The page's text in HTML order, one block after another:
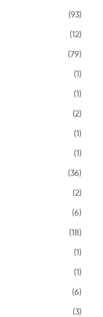
(93)
(12)
(79)
(1)
(1)
(2)
(1)
(1)
(36)
(2)
(6)
(18)
(1)
(1)
(6)
(3)